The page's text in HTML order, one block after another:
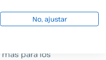
horas de los 7 días de
y a un buen
para los
No, ajustar